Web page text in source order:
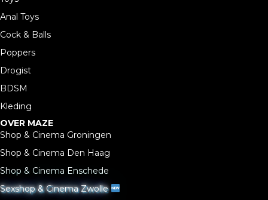
Anal Toys
Cock & Balls
Poppers
Drogist
BDSM
Kleding
OVER MAZE
Shop & Cinema Groningen
Shop & Cinema Den Haag
Shop & Cinema Enschede
Sexshop & Cinema Zwolle